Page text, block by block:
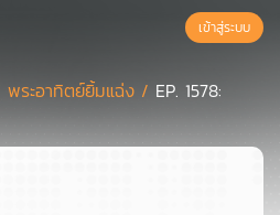
เข้าสู่ระบบ
พระอาทิตย์ยิ้มแฉ่ง / EP. 1578: